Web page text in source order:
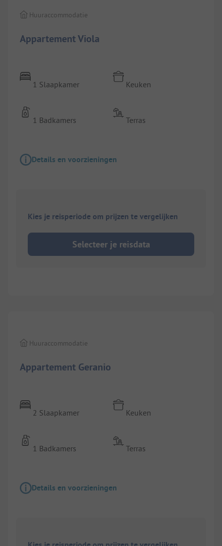
Appartement Viola
Huuraccommodatie
1 Slaapkamer
1 Badkamers
Keuken
Terras
Details en voorzieningen
Kies je reisperiode om prijzen te vergelijken
Selecteer je reisdata
Appartement Geranio
Huuraccommodatie
2 Slaapkamer
1 Badkamers
Keuken
Terras
Details en voorzieningen